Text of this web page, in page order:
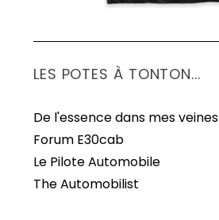
LES POTES À TONTON...
De l'essence dans mes veines
Forum E30cab
Le Pilote Automobile
The Automobilist